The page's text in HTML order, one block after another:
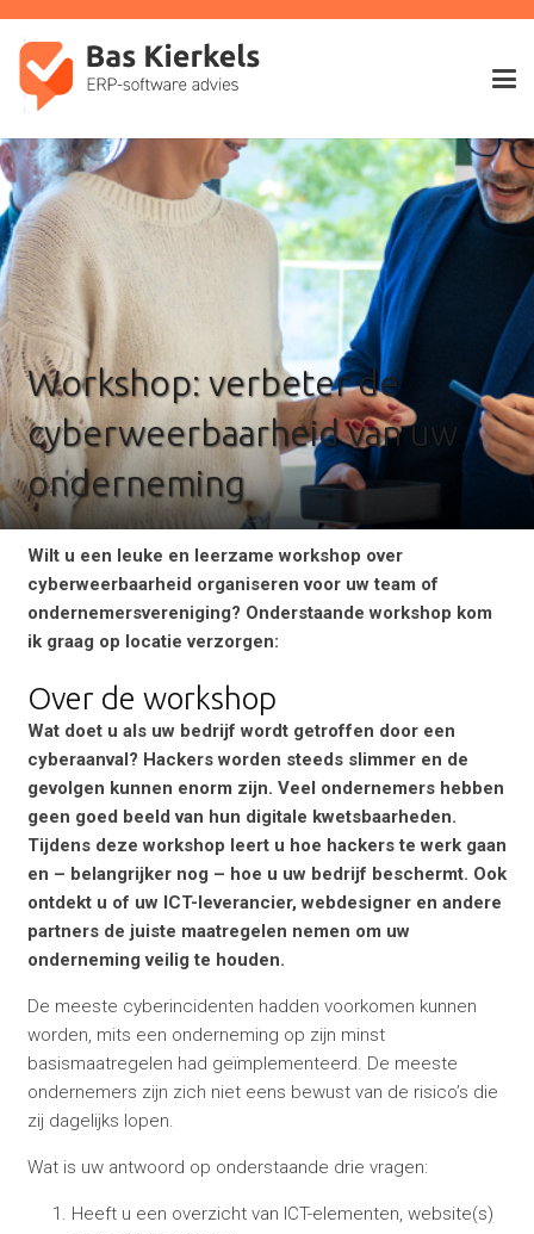
Workshop: verbeter de
cyberweerbaarheid van uw
onderneming
Wilt u een leuke en leerzame workshop over
cyberweerbaarheid organiseren voor uw team of
ondernemersvereniging? Onderstaande workshop kom
ik graag op locatie verzorgen:
Over de workshop
Wat doet u als uw bedrijf wordt getroffen door een
cyberaanval? Hackers worden steeds slimmer en de
gevolgen kunnen enorm zijn. Veel ondernemers hebben
geen goed beeld van hun digitale kwetsbaarheden.
Tijdens deze workshop leert u hoe hackers te werk gaan
en – belangrijker nog – hoe u uw bedrijf beschermt. Ook
ontdekt u of uw ICT-leverancier, webdesigner en andere
partners de juiste maatregelen nemen om uw
onderneming veilig te houden.
De meeste cyberincidenten hadden voorkomen kunnen
worden, mits een onderneming op zijn minst
basismaatregelen had geïmplementeerd. De meeste
ondernemers zijn zich niet eens bewust van de risico’s die
zij dagelijks lopen.
Wat is uw antwoord op onderstaande drie vragen:
Heeft u een overzicht van ICT-elementen, website(s)